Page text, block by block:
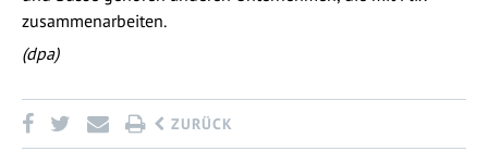
zusammenarbeiten.
(dpa)
ZURÜCK